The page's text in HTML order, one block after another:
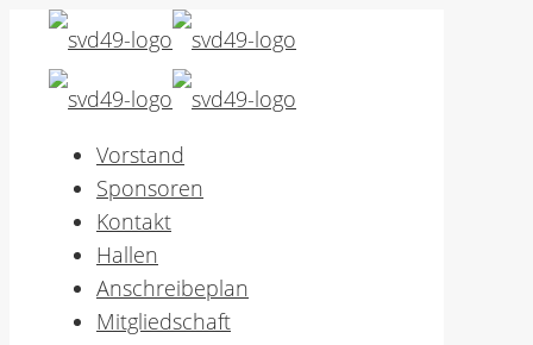
Vorstand
Sponsoren
Kontakt
Hallen
Anschreibeplan
Mitgliedschaft